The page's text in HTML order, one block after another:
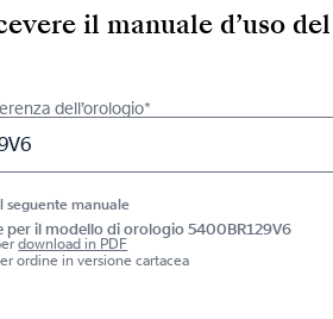
il manuale d’uso
dell’orologio*
seguente manuale
per il modello di orologio 5400BR129V6
download in PDF
ordine in versione cartacea